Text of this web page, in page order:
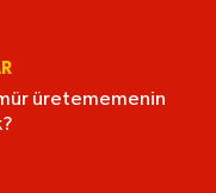
üretememenin